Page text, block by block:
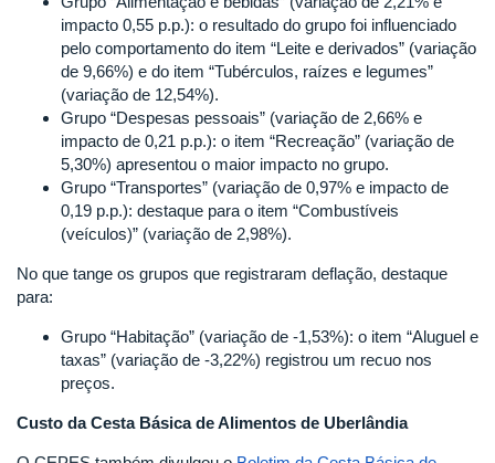
impacto 0,55 p.p.): o resultado do grupo foi influenciado
pelo comportamento do item “Leite e derivados” (variação
de 9,66%) e do item “Tubérculos, raízes e legumes”
(variação de 12,54%).
Grupo “Despesas pessoais” (variação de 2,66% e
impacto de 0,21 p.p.): o item “Recreação” (variação de
5,30%) apresentou o maior impacto no grupo.
Grupo “Transportes” (variação de 0,97% e impacto de
0,19 p.p.): destaque para o item “Combustíveis
(veículos)” (variação de 2,98%).
No que tange os grupos que registraram deflação, destaque
para:
Grupo “Habitação” (variação de -1,53%): o item “Aluguel e
taxas” (variação de -3,22%) registrou um recuo nos
preços.
Custo da Cesta Básica de Alimentos de Uberlândia